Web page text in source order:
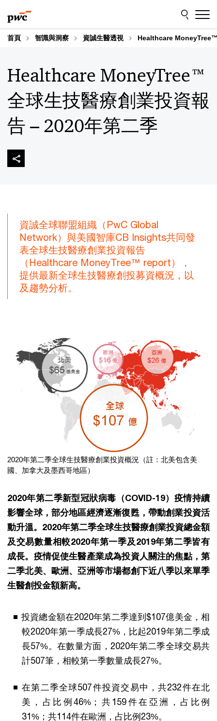
to
content
to
footer
首頁 智識與洞察 資誠生醫透視 Healthcare MoneyTree™
Healthcare MoneyTree™
全球生技醫療創業投資報
告 – 2020年第二季
資誠全球聯盟組織（PwC Global
Network）與美國智庫CB Insights共同發
表全球生技醫療創業投資報告
（Healthcare MoneyTree™ report），
提供最新全球生技醫療創投募資概況，以
及趨勢分析。
2020年第二季全球生技醫療創業投資概況（註：北美包含美
國、加拿大及墨西哥地區）
2020年第二季新型冠狀病毒（COVID-19）疫情持續
影響全球，部分地區經濟逐漸復甦，帶動創業投資活
動升溫。2020年第二季全球生技醫療創業投資總金額
及交易數量相較2020年第一季及2019年第二季皆有
成長。疫情促使生醫產業成為投資人關注的焦點，第
二季北美、歐洲、亞洲等市場都創下近八季以來單季
生醫創投金額新高。
投資總金額在2020年第二季達到$107億美金，相
較2020年第一季成長27%，比起2019年第二季成
長57%。在數量方面，2020年第二季全球交易共
計507筆，相較第一季數量成長27%。
在第二季全球507件投資交易中，共232件在北
美，占比例46%；共159件在亞洲，占比例
31%；共114件在歐洲，占比例23%。